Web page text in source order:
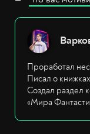
Проработал
Писал о
Создал раздел
«Мира